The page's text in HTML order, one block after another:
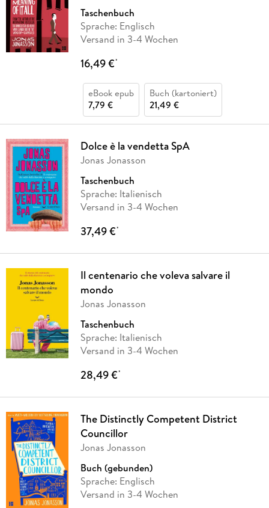
Taschenbuch
Sprache: Englisch
Versand in 3-4 Wochen
16,49 €*
eBook epub
7,79 €
Buch (kartoniert)
21,49 €
Dolce è la vendetta SpA
Jonas Jonasson
Taschenbuch
Sprache: Italienisch
Versand in 3-4 Wochen
37,49 €*
Il centenario che voleva salvare il
mondo
Jonas Jonasson
Taschenbuch
Sprache: Italienisch
Versand in 3-4 Wochen
28,49 €*
The Distinctly Competent District
Councillor
Jonas Jonasson
Buch (gebunden)
Sprache: Englisch
Versand in 3-4 Wochen